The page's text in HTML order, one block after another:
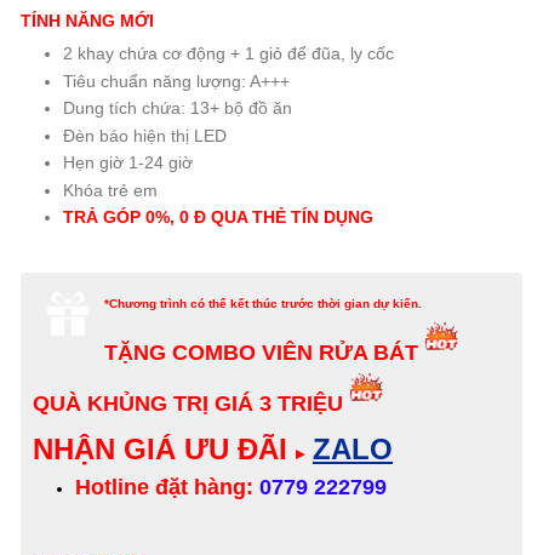
TÍNH NĂNG MỚI
2 khay chứa cơ động + 1 giỏ để đũa, ly cốc
Tiêu chuẩn năng lượng: A+++
Dung tích chứa: 13+ bộ đồ ăn
Đèn báo hiện thị LED
Hẹn giờ 1-24 giờ
Khóa trẻ em
TRẢ GÓP 0%, 0 Đ QUA THẺ TÍN DỤNG
*Chương trình có thể kết thúc trước thời gian dự kiến.
TẶNG COMBO VIÊN RỬA BÁT
QUÀ KHỦNG TRỊ GIÁ 3 TRIỆU
NHẬN GIÁ ƯU ĐÃI ▸ ZALO
Hotline đặt hàng: 0779 222799